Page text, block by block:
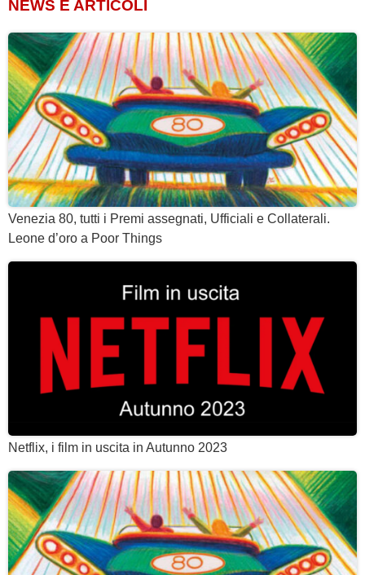
NEWS E ARTICOLI
Venezia 80, tutti i Premi assegnati, Ufficiali e Collaterali.
Leone d’oro a Poor Things
Netflix, i film in uscita in Autunno 2023